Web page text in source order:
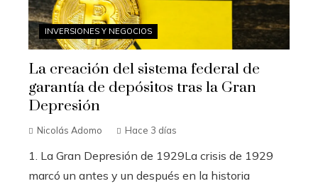
INVERSIONES Y NEGOCIOS
La creación del sistema federal de
garantía de depósitos tras la Gran
Depresión
Nicolás Adomo Hace 3 días
1. La Gran Depresión de 1929La crisis de 1929
marcó un antes y un después en la historia